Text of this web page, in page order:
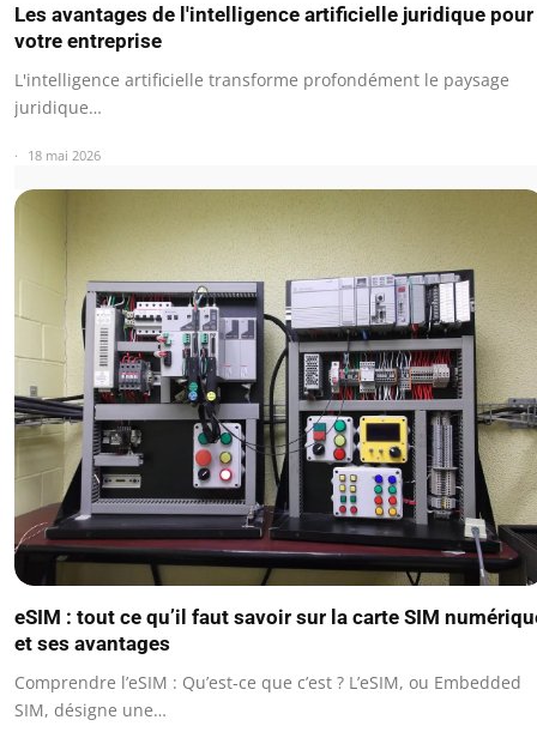
Les avantages de l'intelligence artificielle juridique pour
votre entreprise
L'intelligence artificielle transforme profondément le paysage
juridique…
18 mai 2026
eSIM : tout ce qu’il faut savoir sur la carte SIM
et ses avantages
Comprendre l’eSIM : Qu’est-ce que c’est ? L’eSIM, ou Embedded
SIM, désigne une…